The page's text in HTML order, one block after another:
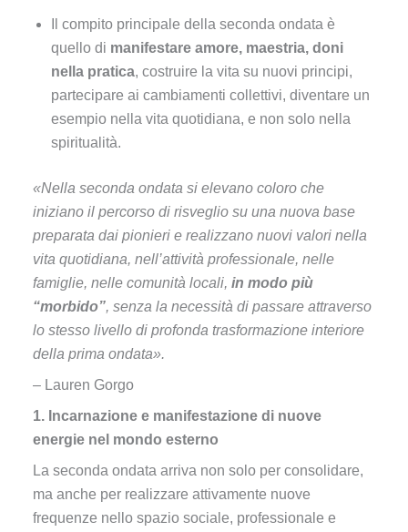
Il compito principale della seconda ondata è
quello di manifestare amore, maestria, doni
nella pratica, costruire la vita su nuovi principi,
partecipare ai cambiamenti collettivi, diventare un
esempio nella vita quotidiana, e non solo nella
spiritualità.
«Nella seconda ondata si elevano coloro che
iniziano il percorso di risveglio su una nuova base
preparata dai pionieri e realizzano nuovi valori nella
vita quotidiana, nell’attività professionale, nelle
famiglie, nelle comunità locali, in modo più
“morbido”, senza la necessità di passare attraverso
lo stesso livello di profonda trasformazione interiore
della prima ondata».
– Lauren Gorgo
1. Incarnazione e manifestazione di nuove
energie nel mondo esterno
La seconda ondata arriva non solo per consolidare,
ma anche per realizzare attivamente nuove
frequenze nello spazio sociale, professionale e